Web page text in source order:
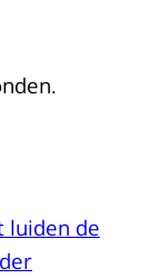
luiden de